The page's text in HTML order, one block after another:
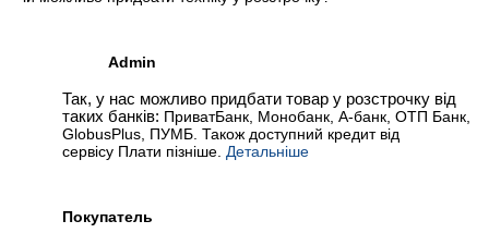
Admin
Так, у нас можливо придбати товар у розстрочку від
таких банків: ПриватБанк, Монобанк, А-банк, ОТП Банк,
GlobusPlus, ПУМБ. Також доступний кредит від
сервісу Плати пізніше. Детальніше
Покупатель